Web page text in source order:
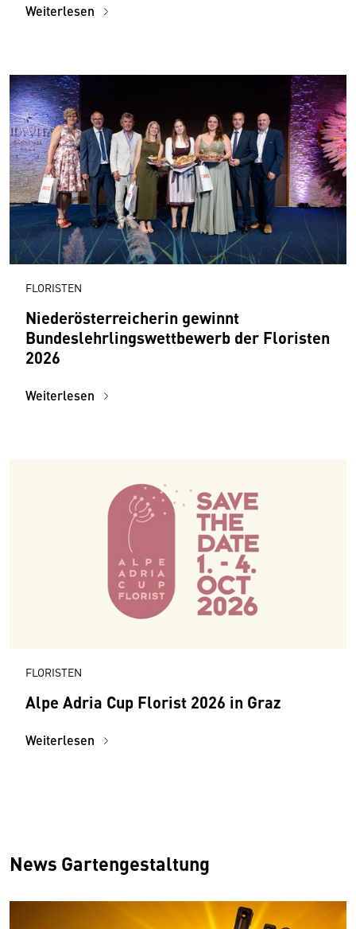
Weiterlesen
FLORISTEN
Niederösterreicherin gewinnt
Bundeslehrlingswettbewerb der Floristen
2026
Weiterlesen
FLORISTEN
Alpe Adria Cup Florist 2026 in Graz
Weiterlesen
News Gartengestaltung